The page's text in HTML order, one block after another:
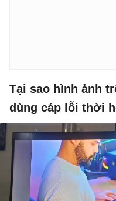
Tại sao hình ảnh
dùng cáp lỗi thời